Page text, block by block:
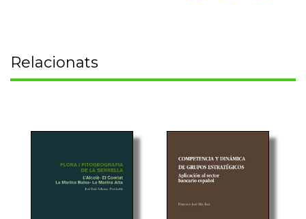
Relacionats